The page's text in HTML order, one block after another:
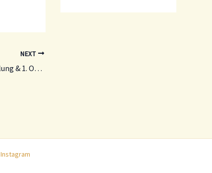
NEXT
Nachbericht zur 135. Generalversammlung & 1. OÖ Landesimkertag
Instagram